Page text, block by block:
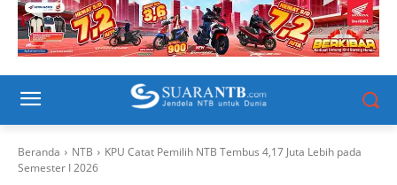
Beranda NTB
KPU Catat Pemilih NTB Tembus 4,17 Juta Lebih pada
Semester I 2026